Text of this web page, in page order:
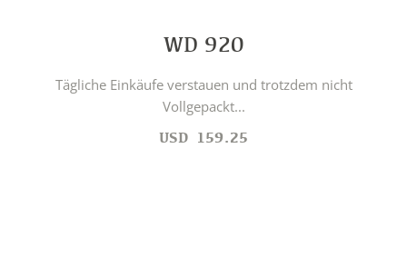
WD 920
Tägliche Einkäufe verstauen und trotzdem nicht
Vollgepackt...
USD 159.25